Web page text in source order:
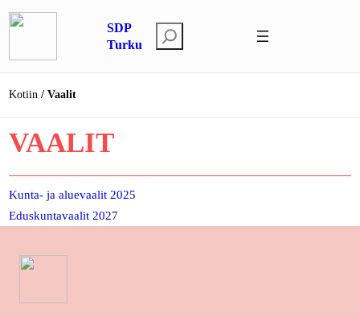
Siirry
sisältöön
SDP
Turku
t
s
Kotiin Vaalit
VAALIT
Kunta- ja aluevaalit 2025
Eduskuntavaalit 2027